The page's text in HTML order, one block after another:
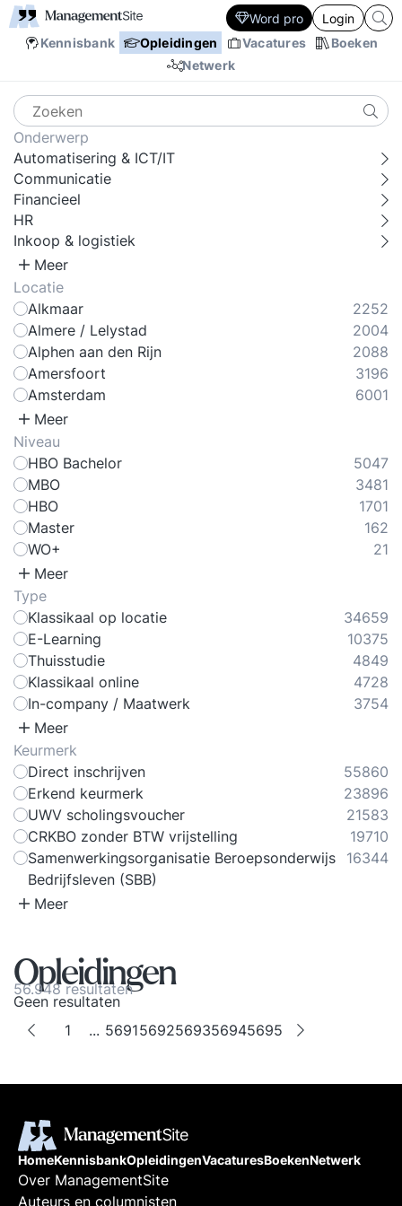
Kennisbank Opleidingen Vacatures
Boeken
Netwerk
Word pro Login
Onderwerp
Automatisering & ICT/IT
Communicatie
Financieel
HR
Inkoop & logistiek
Meer
Locatie
Alkmaar
2252
Almere / Lelystad
2004
Alphen aan den Rijn
2088
Amersfoort
3196
Amsterdam
6001
Meer
Niveau
HBO Bachelor
5047
MBO
3481
HBO
1701
Master
162
WO+
21
Meer
Type
Klassikaal op locatie
34659
E-Learning
10375
Thuisstudie
4849
Klassikaal online
4728
In-company / Maatwerk
3754
Meer
Keurmerk
Direct inschrijven
55860
Erkend keurmerk
23896
UWV scholingsvoucher
21583
CRKBO zonder BTW vrijstelling
19710
Samenwerkingsorganisatie Beroepsonderwijs
Bedrijfsleven (SBB)
16344
Meer
Opleidingen
56.948 resultaten
Geen resultaten
1
... 56915692569356945695
HomeKennisbankOpleidingenVacaturesBoekenNetwerk
Over ManagementSite
Auteurs en columnisten